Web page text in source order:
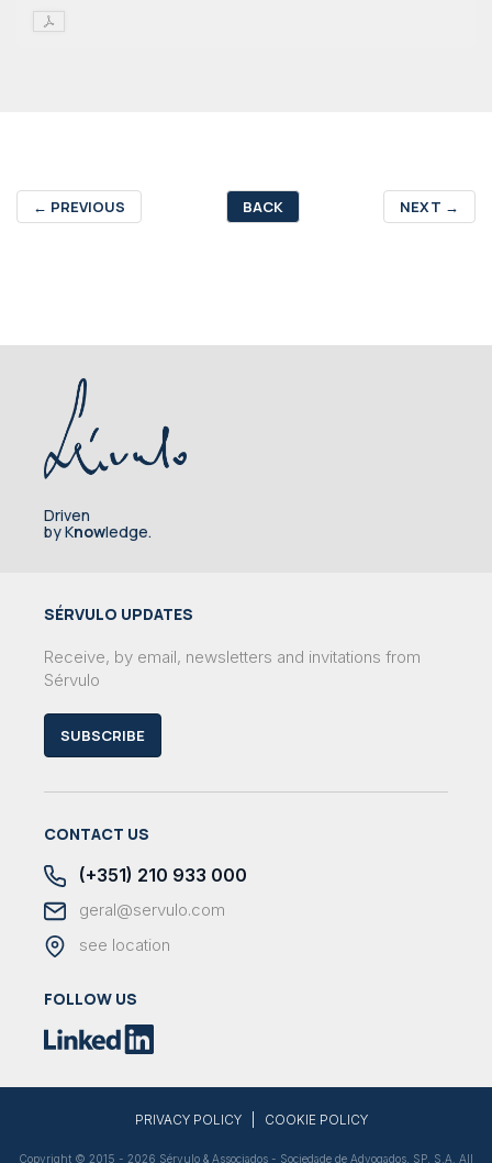
← PREVIOUS BACK NEXT →
Driven
by Knowledge.
SÉRVULO UPDATES
Receive, by email, newsletters and invitations from
Sérvulo
SUBSCRIBE
CONTACT US
(+351) 210 933 000
geral@servulo.com
see location
FOLLOW US
PRIVACY POLICY COOKIE POLICY
Copyright © 2015 - 2026 Sérvulo & Associados - Sociedade de Advogados, SP, S.A. All